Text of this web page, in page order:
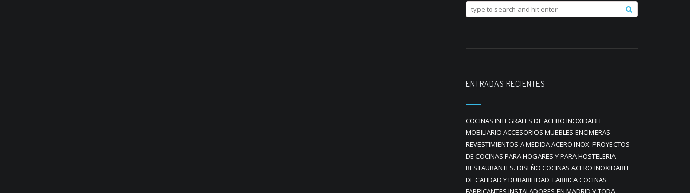
ENTRADAS RECIENTES
COCINAS INTEGRALES DE ACERO INOXIDABLE
MOBILIARIO ACCESORIOS MUEBLES ENCIMERAS
REVESTIMIENTOS A MEDIDA ACERO INOX. PROYECTOS
DE COCINAS PARA HOGARES Y PARA HOSTELERIA
RESTAURANTES. DISEÑO COCINAS ACERO INOXIDABLE
DE CALIDAD Y DURABILIDAD. FABRICA COCINAS